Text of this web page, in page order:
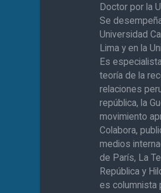
Doctor por la
Se
Universidad
Lima y en la
Es
teoría de la
relaciones
república, la
movimiento
Colabora,
medios
de París, La
República y
es columnista